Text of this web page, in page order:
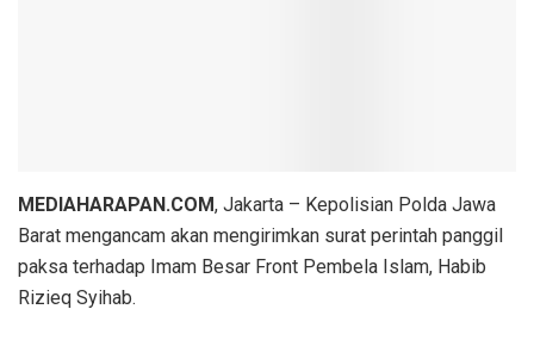
MEDIAHARAPAN.COM, Jakarta – Kepolisian Polda Jawa
Barat mengancam akan mengirimkan surat perintah panggil
paksa terhadap Imam Besar Front Pembela Islam, Habib
Rizieq Syihab.